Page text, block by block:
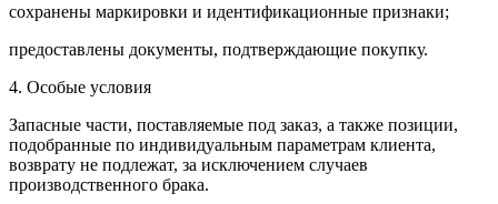
сохранены маркировки и идентификационные признаки;
предоставлены документы, подтверждающие покупку.
4. Особые условия
Запасные части, поставляемые под заказ, а также позиции,
подобранные по индивидуальным параметрам клиента,
возврату не подлежат, за исключением случаев
производственного брака.